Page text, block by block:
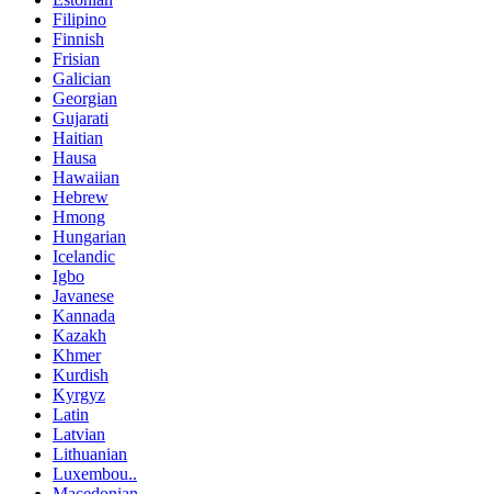
Filipino
Finnish
Frisian
Galician
Georgian
Gujarati
Haitian
Hausa
Hawaiian
Hebrew
Hmong
Hungarian
Icelandic
Igbo
Javanese
Kannada
Kazakh
Khmer
Kurdish
Kyrgyz
Latin
Latvian
Lithuanian
Luxembou..